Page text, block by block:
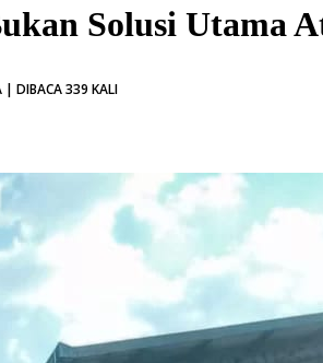
Solusi Utama
| DIBACA 339 KALI